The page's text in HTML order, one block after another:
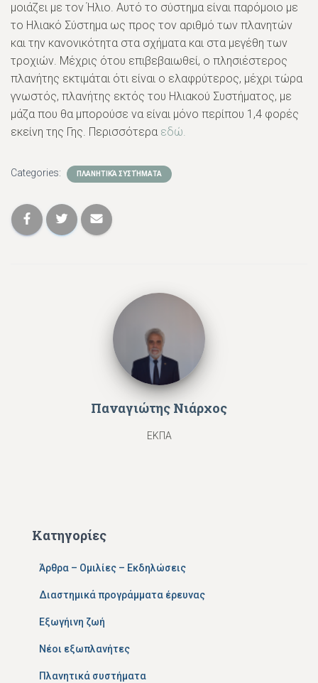
μοιάζει με τον Ήλιο. Αυτό το σύστημα είναι παρόμοιο με
το Ηλιακό Σύστημα ως προς τον αριθμό των πλανητών
και την κανονικότητα στα σχήματα και στα μεγέθη των
τροχιών. Μέχρις ότου επιβεβαιωθεί, ο πλησιέστερος
πλανήτης εκτιμάται ότι είναι ο ελαφρύτερος, μέχρι τώρα
γνωστός, πλανήτης εκτός του Ηλιακού Συστήματος, με
μάζα που θα μπορούσε να είναι μόνο περίπου 1,4 φορές
εκείνη της Γης. Περισσότερα εδώ.
Categories: ΠΛΑΝΗΤΙΚΆ ΣΥΣΤΉΜΑΤΑ
Παναγιώτης Νιάρχος
ΕΚΠΑ
Κατηγορίες
Άρθρα – Ομιλίες – Εκδηλώσεις
Διαστημικά προγράμματα έρευνας
Εξωγήινη ζωή
Νέοι εξωπλανήτες
Πλανητικά συστήματα